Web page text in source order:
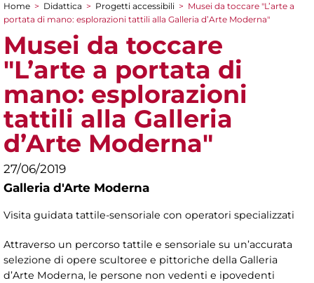
Tu sei qui
Home > Didattica > Progetti accessibili > Musei da toccare "L’arte a
portata di mano: esplorazioni tattili alla Galleria d’Arte Moderna"
Musei da toccare
"L’arte a portata di
mano: esplorazioni
tattili alla Galleria
d’Arte Moderna"
27/06/2019
Galleria d'Arte Moderna
Visita guidata tattile-sensoriale con operatori specializzati
Attraverso un percorso tattile e sensoriale su un’accurata
selezione di opere scultoree e pittoriche della Galleria
d’Arte Moderna, le persone non vedenti e ipovedenti